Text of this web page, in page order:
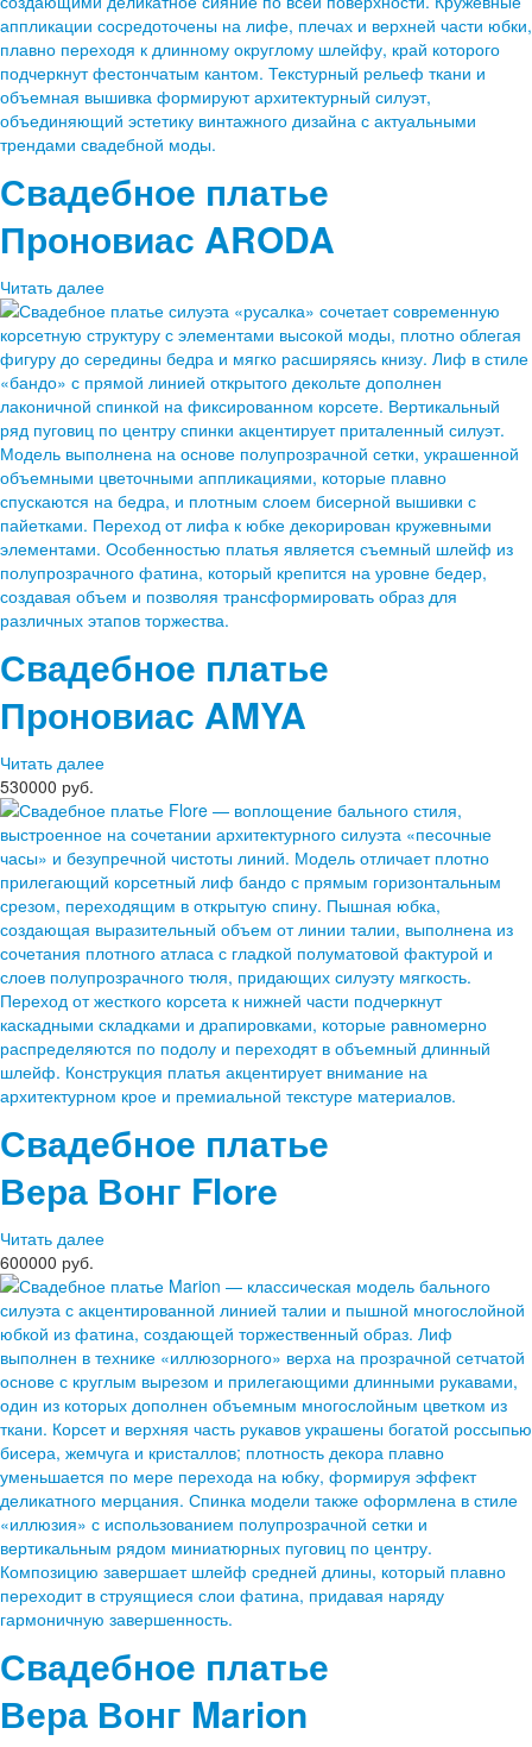
Свадебное платье
Проновиас ARODA
Читать далее
Свадебное платье
Проновиас AMYA
Читать далее
530000 руб.
Свадебное платье
Вера Вонг Flore
Читать далее
600000 руб.
Свадебное платье
Вера Вонг Marion